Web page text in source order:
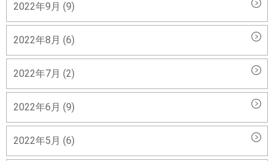
2022年9月 (9)
2022年8月 (6)
2022年7月 (2)
2022年6月 (9)
2022年5月 (6)